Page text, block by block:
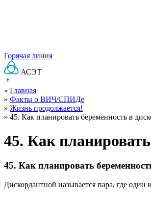
Горячая линия
АСЭТ
» Главная
» Факты о ВИЧ/СПИДе
» Жизнь продолжается!
» 45. Как планировать беременность в
45. Как
45. Как планировать
Дискордантной называется пара, где